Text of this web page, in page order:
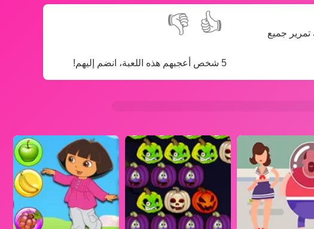
👍
👎
5 شخص أعجبهم هذه اللعبة، انضم إليهم!
تمرير جميع